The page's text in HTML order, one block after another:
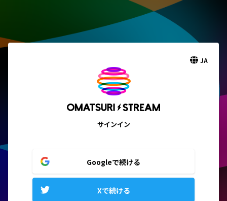
JA
サインイン
Googleで続ける
Xで続ける